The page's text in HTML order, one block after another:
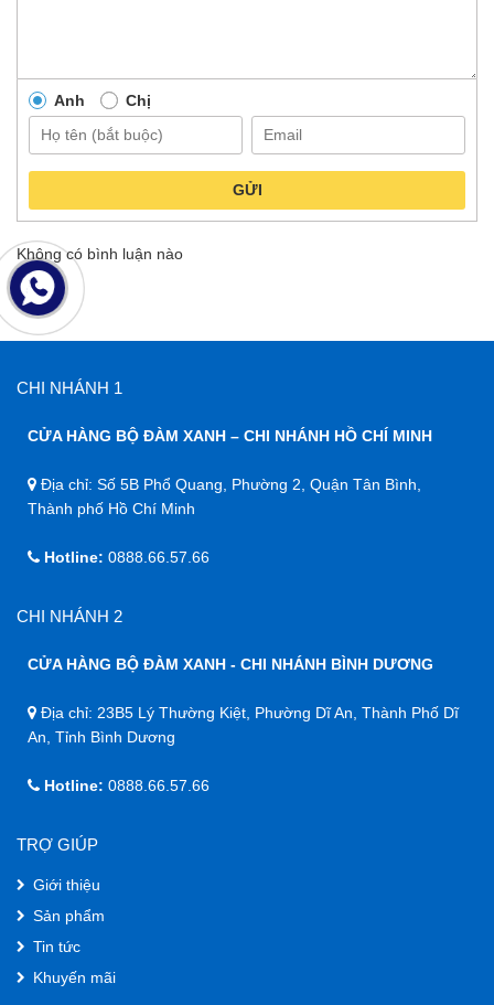
Anh Chị
GỬI
Không có bình luận nào
CHI NHÁNH 1
CỬA HÀNG BỘ ĐÀM XANH – CHI NHÁNH HỒ CHÍ MINH
Địa chỉ: Số 5B Phổ Quang, Phường 2, Quận Tân Bình,
Thành phố Hồ Chí Minh
Hotline: 0888.66.57.66
CHI NHÁNH 2
CỬA HÀNG BỘ ĐÀM XANH - CHI NHÁNH BÌNH DƯƠNG
Địa chỉ: 23B5 Lý Thường Kiệt, Phường Dĩ An, Thành Phố Dĩ
An, Tỉnh Bình Dương
Hotline: 0888.66.57.66
TRỢ GIÚP
Giới thiệu
Sản phẩm
Tin tức
Khuyến mãi